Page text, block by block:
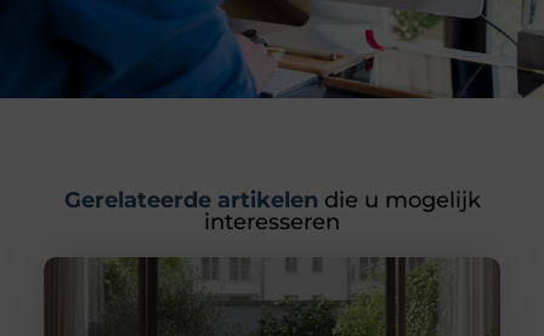
Gerelateerde artikelen die u mogelijk
interesseren